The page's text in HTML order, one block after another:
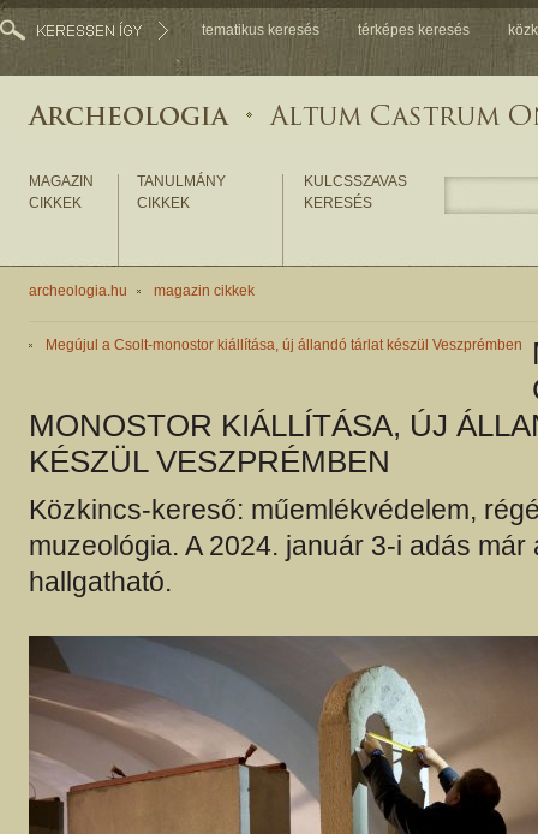
tematikus keresés térképes keresés
MAGAZIN
CIKKEK
TANULMÁNY
CIKKEK
KULCSSZAVAS
KERESÉS
archeologia.hu magazin cikkek
Megújul a Csolt-monostor kiállítása, új állandó tárlat készül Veszprémben
MONOSTOR KIÁLLÍTÁSA, ÚJ
KÉSZÜL VESZPRÉMBEN
Közkincs-kereső: műemlékvédelem,
muzeológia. A 2024. január 3-i adás
hallgatható.